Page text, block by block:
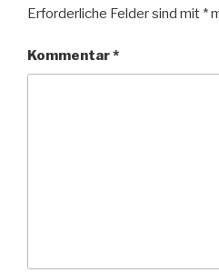
Erforderliche Felder sind mit *
Kommentar*